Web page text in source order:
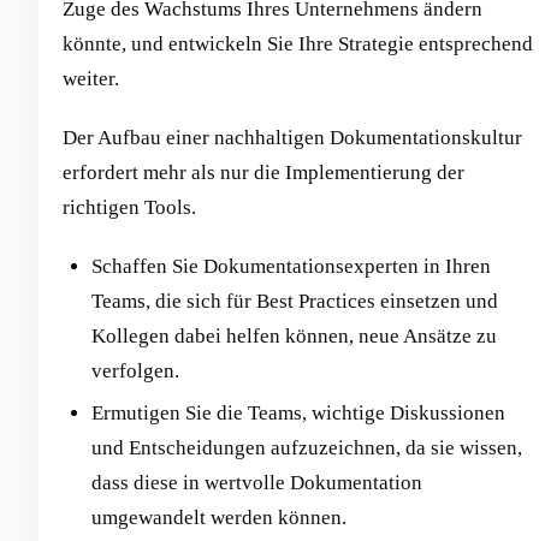
Zuge des Wachstums Ihres Unternehmens ändern
könnte, und entwickeln Sie Ihre Strategie entsprechend
weiter.
Der Aufbau einer nachhaltigen Dokumentationskultur
erfordert mehr als nur die Implementierung der
richtigen Tools.
Schaffen Sie Dokumentationsexperten in Ihren
Teams, die sich für Best Practices einsetzen und
Kollegen dabei helfen können, neue Ansätze zu
verfolgen.
Ermutigen Sie die Teams, wichtige Diskussionen
und Entscheidungen aufzuzeichnen, da sie wissen,
dass diese in wertvolle Dokumentation
umgewandelt werden können.